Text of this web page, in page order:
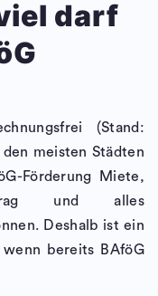
darf
(Stand:
meisten Städten
Förderung Miete,
und alles
Deshalb ist ein
bereits BAföG